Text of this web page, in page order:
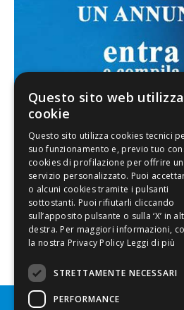
FACEBOOK
Questo sito web utilizza
cookie
Leggi di più
STRETTAMENTE NECESSARI
PERFORMANCE